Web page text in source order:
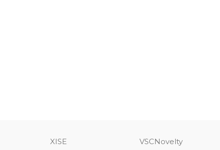
XISE VSCNovelty